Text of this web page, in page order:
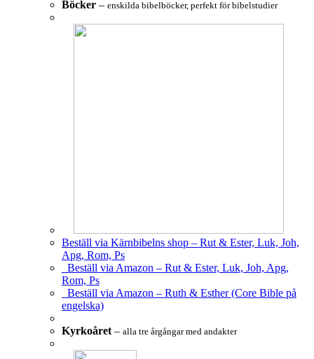
Böcker – enskilda bibelböcker, perfekt för bibelstudier
Beställ via Kärnbibelns shop – Rut & Ester, Luk, Joh,
Apg, Rom, Ps
Beställ via Amazon – Rut & Ester, Luk, Joh, Apg,
Rom, Ps
Beställ via Amazon – Ruth & Esther (Core Bible på
engelska)
Kyrkoåret – alla tre årgångar med andakter